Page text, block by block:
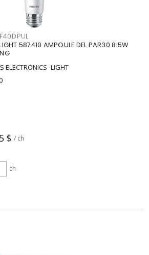
587410 AMPOULE DEL PAR30 8.5W
ELECTRONICS -LIGHT
$ / ch
ch